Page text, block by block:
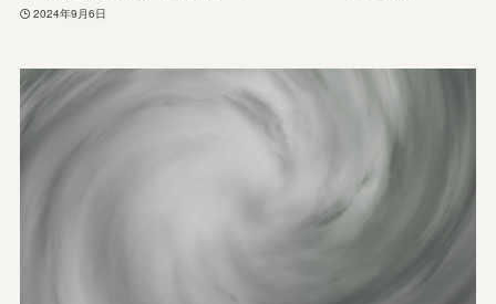
2024年9月6日